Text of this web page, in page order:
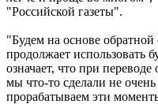
"Российской газеты".
"Будем на основе обратной
продолжает использовать
означает, что при
мы что-то сделали не
прорабатываем эти